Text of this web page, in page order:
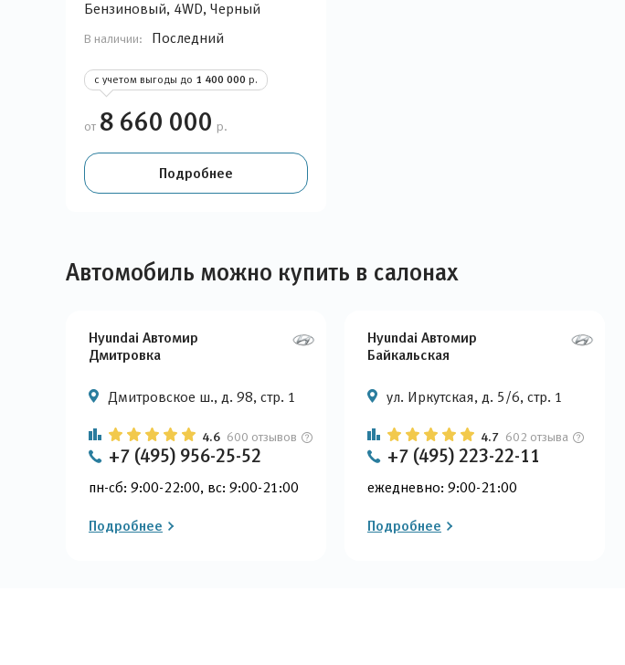
Бензиновый, 4WD, Черный
В наличии: Последний
с учетом выгоды до 1 400 000 р.
от 8 660 000 р.
Подробнее
Автомобиль можно купить в салонах
Hyundai Автомир
Дмитровка
Дмитровское ш., д. 98, стр. 1
4.6 600 отзывов
+7 (495) 956-25-52
пн-сб: 9:00-22:00, вс: 9:00-21:00
Подробнее
Hyundai Автомир
Байкальская
ул. Иркутская, д. 5/6, стр. 1
4.7 602 отзыва
+7 (495) 223-22-11
ежедневно: 9:00-21:00
Подробнее